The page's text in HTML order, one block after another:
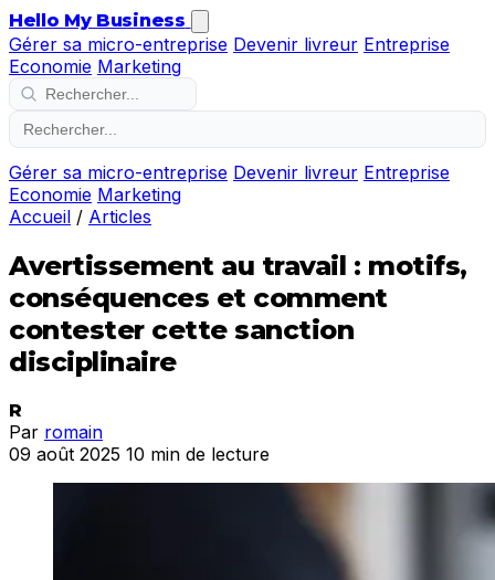
Hello My Business
Gérer sa micro-entreprise Devenir livreur Entreprise
Economie Marketing
Gérer sa micro-entreprise Devenir livreur Entreprise
Economie Marketing
Accueil / Articles
Avertissement au travail : motifs,
conséquences et comment
contester cette sanction
disciplinaire
R
Par romain
09 août 2025 10 min de lecture